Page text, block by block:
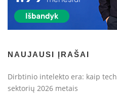
NAUJAUSI ĮRAŠAI
Dirbtinio intelekto era: kaip
sektorių 2026 metais